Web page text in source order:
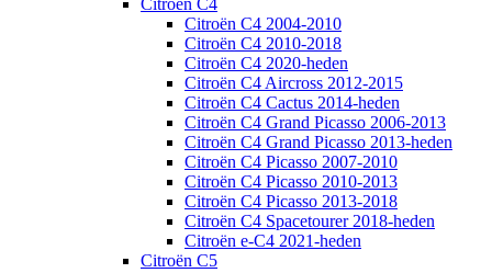
Citroën C4
Citroën C4 2004-2010
Citroën C4 2010-2018
Citroën C4 2020-heden
Citroën C4 Aircross 2012-2015
Citroën C4 Cactus 2014-heden
Citroën C4 Grand Picasso 2006-2013
Citroën C4 Grand Picasso 2013-heden
Citroën C4 Picasso 2007-2010
Citroën C4 Picasso 2010-2013
Citroën C4 Picasso 2013-2018
Citroën C4 Spacetourer 2018-heden
Citroën e-C4 2021-heden
Citroën C5